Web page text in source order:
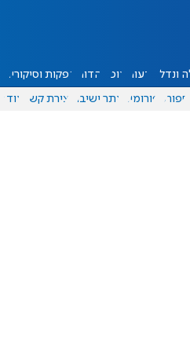
ונדל"ן דעות אוכל יהדות הפקות וסיקורים
ספורט פורומים אתר ישיבה יצירת קשר עוד